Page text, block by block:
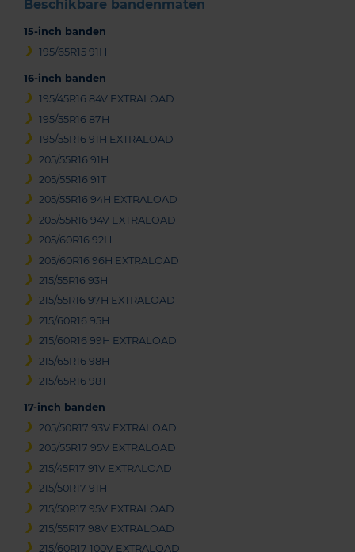
Beschikbare bandenmaten
15-inch banden
195/65R15 91H
16-inch banden
195/45R16 84V EXTRALOAD
195/55R16 87H
195/55R16 91H EXTRALOAD
205/55R16 91H
205/55R16 91T
205/55R16 94H EXTRALOAD
205/55R16 94V EXTRALOAD
205/60R16 92H
205/60R16 96H EXTRALOAD
215/55R16 93H
215/55R16 97H EXTRALOAD
215/60R16 95H
215/60R16 99H EXTRALOAD
215/65R16 98H
215/65R16 98T
17-inch banden
205/50R17 93V EXTRALOAD
205/55R17 95V EXTRALOAD
215/45R17 91V EXTRALOAD
215/50R17 91H
215/50R17 95V EXTRALOAD
215/55R17 98V EXTRALOAD
215/60R17 100V EXTRALOAD